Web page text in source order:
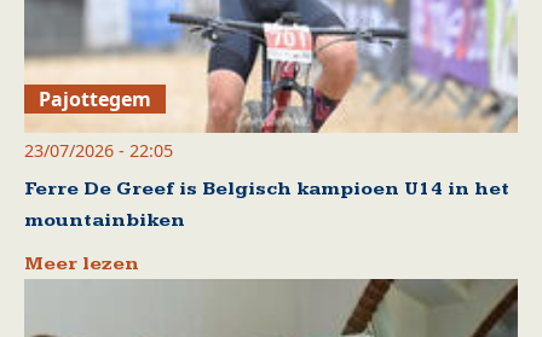
Pajottegem
23/07/2026 - 22:05
Ferre De Greef is Belgisch kampioen U14 in het
mountainbiken
Meer lezen